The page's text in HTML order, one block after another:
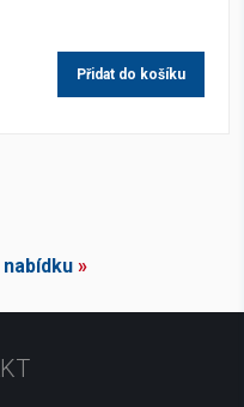
Přidat do košíku
»